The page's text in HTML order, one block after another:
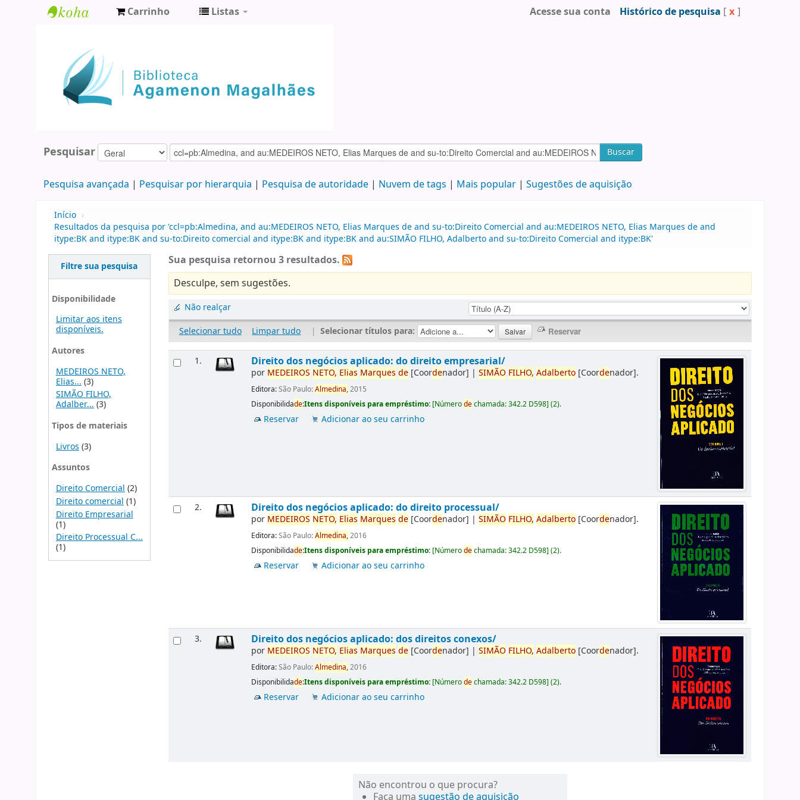
Agamenon
Magalhães
Carrinho Listas Acesse sua conta Histórico de pesquisa [ x ]
Pesquisar Buscar
Pesquisa avançada Pesquisar por hierarquia Pesquisa de autoridade Nuvem de tags Mais popular Sugestões de aquisição
Início ›
Resultados da pesquisa por 'ccl=pb:Almedina, and au:MEDEIROS NETO, Elias Marques de and su-to:Direito Comercial and au:MEDEIROS NETO, Elias Marques de and
itype:BK and itype:BK and su-to:Direito comercial and itype:BK and itype:BK and au:SIMÃO FILHO, Adalberto and su-to:Direito Comercial and itype:BK'
Filtre sua pesquisa
Disponibilidade
Limitar aos itens
disponíveis.
Autores
MEDEIROS NETO,
Elias... (3)
SIMÃO FILHO,
Adalber...(3)
Tipos de materiais
Livros (3)
Assuntos
Direito Comercial (2)
Direito comercial (1)
Direito Empresarial
(1)
Direito Processual C...
(1)
Sua pesquisa retornou 3 resultados.
Desculpe, sem sugestões.
Não realçar
Selecionar tudo
Limpar tudo | Selecionar títulos para:
1. Direito dos negócios aplicado: do direito empresarial/
por MEDEIROS NETO, Elias Marques de [Coordenador] |SIMÃO FILHO, Adalberto [Coordenador].
Editora:São Paulo:Almedina,2015
Disponibilidade:Itens disponíveis para empréstimo: [Númerodechamada:342.2 D598](2).
Reservar Adicionar ao seu carrinho
2. Direito dos negócios aplicado: do direito processual/
por MEDEIROS NETO, Elias Marques de [Coordenador] |SIMÃO FILHO, Adalberto [Coordenador].
Editora:São Paulo:Almedina,2016
Disponibilidade:Itens disponíveis para empréstimo: [Númerodechamada:342.2 D598](2).
Reservar Adicionar ao seu carrinho
3. Direito dos negócios aplicado: dos direitos conexos/
por MEDEIROS NETO, Elias Marques de [Coordenador] |SIMÃO FILHO, Adalberto [Coordenador].
Editora:São Paulo:Almedina,2016
Disponibilidade:Itens disponíveis para empréstimo: [Númerodechamada:342.2 D598](2).
Reservar Adicionar ao seu carrinho
Não encontrou o que procura?